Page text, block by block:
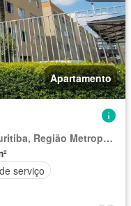
Apartamento
Região Geográfica Imediata de Curitiba, Região Metropolitana de Curitiba
serviço